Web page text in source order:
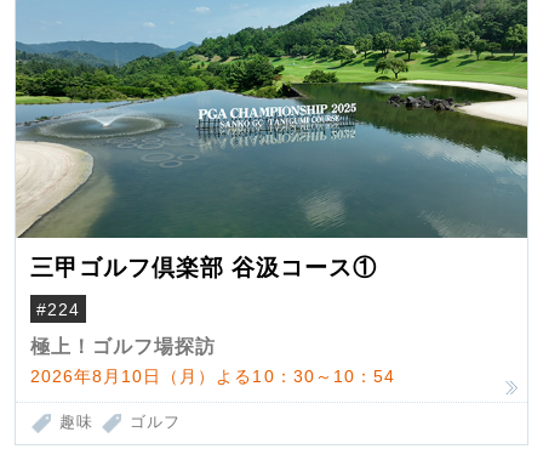
三甲ゴルフ倶楽部 谷汲コース①
#224
極上！ゴルフ場探訪
2026年8月10日（月）よる10：30～10：54
趣味 ゴルフ